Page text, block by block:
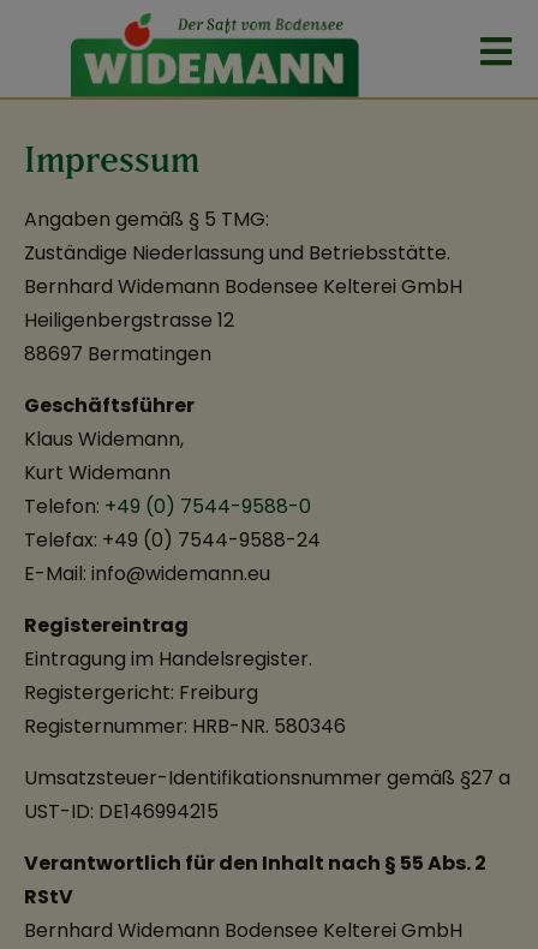
Impressum
Angaben gemäß § 5 TMG:
Zuständige Niederlassung und Betriebsstätte.
Bernhard Widemann Bodensee Kelterei GmbH
Heiligenbergstrasse 12
88697 Bermatingen
Geschäftsführer
Klaus Widemann,
Kurt Widemann
Telefon: +49 (0) 7544-9588-0
Telefax: +49 (0) 7544-9588-24
E-Mail: info@widemann.eu
Registereintrag
Eintragung im Handelsregister.
Registergericht: Freiburg
Registernummer: HRB-NR. 580346
Umsatzsteuer-Identifikationsnummer gemäß §27 a
UST-ID: DE146994215
Verantwortlich für den Inhalt nach § 55 Abs. 2
RStV
Bernhard Widemann Bodensee Kelterei GmbH